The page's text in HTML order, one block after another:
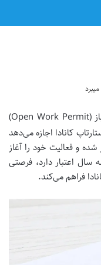
یک ویزای کار باز (Open Work Permit)
کانادا اجازه می‌دهد
و فعالیت خود را آغاز
اکتبر ۲۰۲۴ به مدت سه سال اعتبار دارد، فرصتی
فراهم می‌کند.